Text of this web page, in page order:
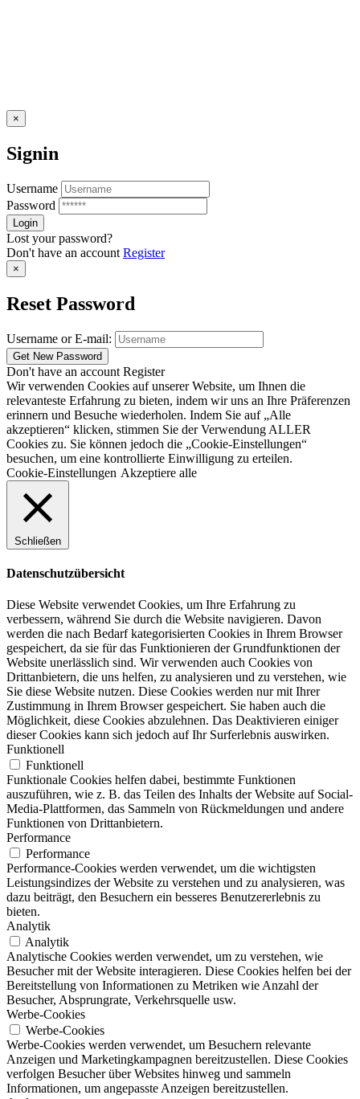
×
Signin
Username
Password
Lost your password?
Don't have an account Register
×
Reset Password
Username or E-mail:
Don't have an account Register
Wir verwenden Cookies auf unserer Website, um Ihnen die
relevanteste Erfahrung zu bieten, indem wir uns an Ihre Präferenzen
erinnern und Besuche wiederholen. Indem Sie auf „Alle
akzeptieren“ klicken, stimmen Sie der Verwendung ALLER
Cookies zu. Sie können jedoch die „Cookie-Einstellungen“
besuchen, um eine kontrollierte Einwilligung zu erteilen.
Cookie-Einstellungen Akzeptiere alle
Schließen
Datenschutzübersicht
Diese Website verwendet Cookies, um Ihre Erfahrung zu
verbessern, während Sie durch die Website navigieren. Davon
werden die nach Bedarf kategorisierten Cookies in Ihrem Browser
gespeichert, da sie für das Funktionieren der Grundfunktionen der
Website unerlässlich sind. Wir verwenden auch Cookies von
Drittanbietern, die uns helfen, zu analysieren und zu verstehen, wie
Sie diese Website nutzen. Diese Cookies werden nur mit Ihrer
Zustimmung in Ihrem Browser gespeichert. Sie haben auch die
Möglichkeit, diese Cookies abzulehnen. Das Deaktivieren einiger
dieser Cookies kann sich jedoch auf Ihr Surferlebnis auswirken.
Funktionell
Funktionell
Funktionale Cookies helfen dabei, bestimmte Funktionen
auszuführen, wie z. B. das Teilen des Inhalts der Website auf Social-
Media-Plattformen, das Sammeln von Rückmeldungen und andere
Funktionen von Drittanbietern.
Performance
Performance
Performance-Cookies werden verwendet, um die wichtigsten
Leistungsindizes der Website zu verstehen und zu analysieren, was
dazu beiträgt, den Besuchern ein besseres Benutzererlebnis zu
bieten.
Analytik
Analytik
Analytische Cookies werden verwendet, um zu verstehen, wie
Besucher mit der Website interagieren. Diese Cookies helfen bei der
Bereitstellung von Informationen zu Metriken wie Anzahl der
Besucher, Absprungrate, Verkehrsquelle usw.
Werbe-Cookies
Werbe-Cookies
Werbe-Cookies werden verwendet, um Besuchern relevante
Anzeigen und Marketingkampagnen bereitzustellen. Diese Cookies
verfolgen Besucher über Websites hinweg und sammeln
Informationen, um angepasste Anzeigen bereitzustellen.